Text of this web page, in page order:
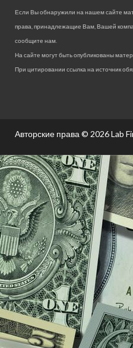
Если Вы обнаружили на нашем сайте
права, принадлежащие Вам, Вашей
сообщите нам.
На сайте могут быть опубликованы
При цитировании ссылка на источник
Авторские права © 2026Lab